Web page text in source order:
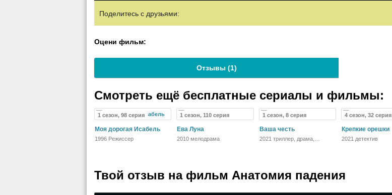
Поделитесь с друзьями:
Оцени фильм:
Отзывы (1)
Смотреть ещё бесплатные сериалы и фильмы:
1 сезон, 98 серия
Моя дорогая Исабель
1996 Режиссер
1 сезон, 110 серия
Ева Луна
2010 мелодрама
1 сезон, 8 серия
Ваша честь
2021 триллер, драма,
4 сезон, 32 серия
Крепкие орешки
2021 детектив
Твой отзыв на фильм Анатомия падения